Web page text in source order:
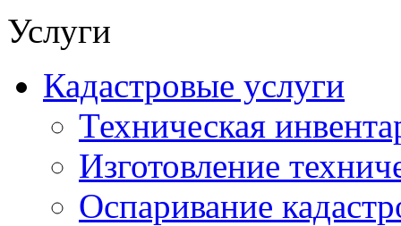
Услуги
Кадастровые услуги
Техническая
Изготовление
Оспаривание